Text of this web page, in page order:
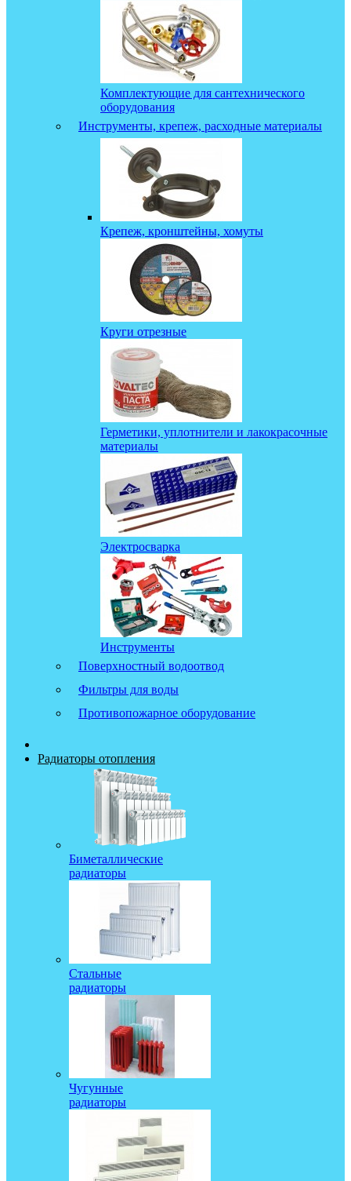
Комплектующие для сантехнического
оборудования
Инструменты, крепеж, расходные материалы
Крепеж, кронштейны, хомуты
Круги отрезные
Герметики, уплотнители и лакокрасочные
материалы
Электросварка
Инструменты
Поверхностный водоотвод
Фильтры для воды
Противопожарное оборудование
Радиаторы отопления
Биметаллические
радиаторы
Стальные
радиаторы
Чугунные
радиаторы